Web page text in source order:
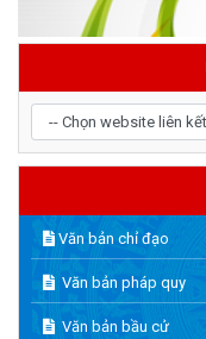
Văn bản chỉ đạo
Văn bản pháp quy
Văn bản bầu cử